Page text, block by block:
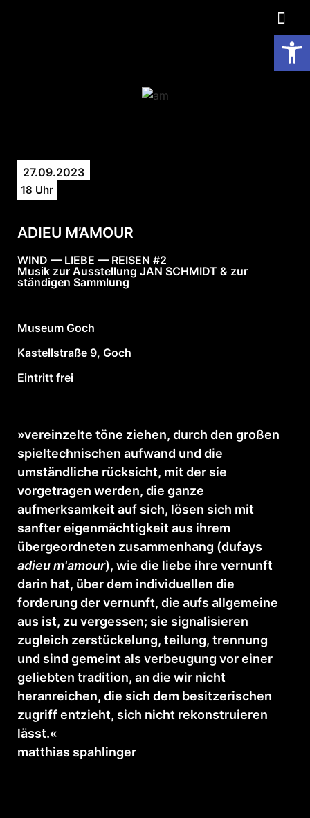
27.09.2023
18 Uhr
ADIEU M’AMOUR
WIND — LIEBE — REISEN #2
Musik zur Ausstellung JAN SCHMIDT & zur
ständigen Sammlung
Museum Goch
Kastellstraße 9, Goch
Eintritt frei
»vereinzelte töne ziehen, durch den großen
spieltechnischen aufwand und die
umständliche rücksicht, mit der sie
vorgetragen werden, die ganze
aufmerksamkeit auf sich, lösen sich mit
sanfter eigenmächtigkeit aus ihrem
übergeordneten zusammenhang (dufays
adieu m'amour), wie die liebe ihre vernunft
darin hat, über dem individuellen die
forderung der vernunft, die aufs allgemeine
aus ist, zu vergessen; sie signalisieren
zugleich zerstückelung, teilung, trennung
und sind gemeint als verbeugung vor einer
geliebten tradition, an die wir nicht
heranreichen, die sich dem besitzerischen
zugriff entzieht, sich nicht rekonstruieren
lässt.«
matthias spahlinger